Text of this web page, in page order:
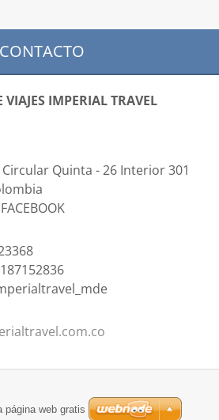
CONTACTO
VIAJES IMPERIAL TRAVEL
Quinta - 26 Interior 301
ravel.com.co
página web gratis